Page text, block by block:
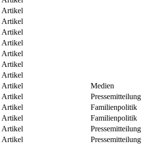
Artikel
Artikel
Artikel
Artikel
Artikel
Artikel
Artikel
Artikel Medien
Artikel Pressemitteilung
Artikel Familienpolitik
Artikel Familienpolitik
Artikel Pressemitteilung
Artikel Pressemitteilung